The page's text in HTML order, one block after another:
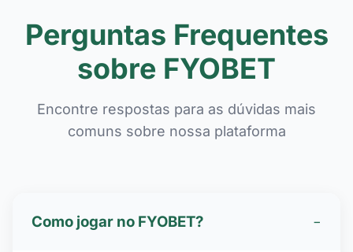
Perguntas Frequentes
sobre FYOBET
Encontre respostas para as dúvidas mais
comuns sobre nossa plataforma
Como jogar no FYOBET? −